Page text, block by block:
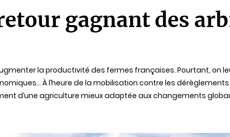
gagnant des
la productivité des fermes françaises. Pourtant, on
À l’heure de la mobilisation contre les
d’une agriculture mieux adaptée aux changements